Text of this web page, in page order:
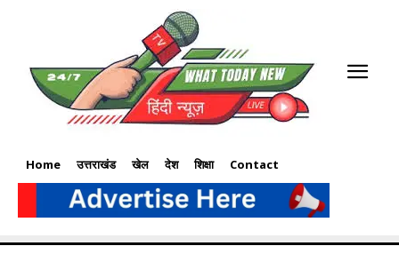
Home उत्तराखंड खेल देश शिक्षा Contact